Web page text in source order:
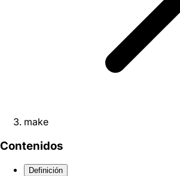
make
Contenidos
Definición